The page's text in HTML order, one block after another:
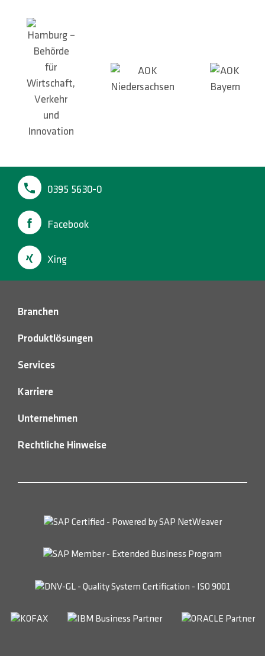
0395 5630-0
Facebook
Xing
Branchen
Produktlösungen
Services
Karriere
Unternehmen
Rechtliche Hinweise